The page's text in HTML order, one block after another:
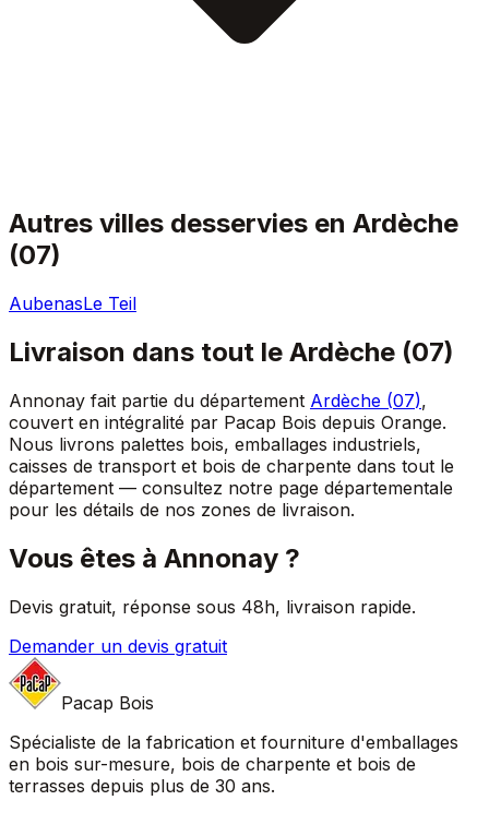
Autres villes desservies en Ardèche
(07)
AubenasLe Teil
Livraison dans tout le Ardèche (07)
Annonay fait partie du département Ardèche (07),
couvert en intégralité par Pacap Bois depuis Orange.
Nous livrons palettes bois, emballages industriels,
caisses de transport et bois de charpente dans tout le
département — consultez notre page départementale
pour les détails de nos zones de livraison.
Vous êtes à Annonay ?
Devis gratuit, réponse sous 48h, livraison rapide.
Demander un devis gratuit
Pacap Bois
Spécialiste de la fabrication et fourniture d'emballages
en bois sur-mesure, bois de charpente et bois de
terrasses depuis plus de 30 ans.